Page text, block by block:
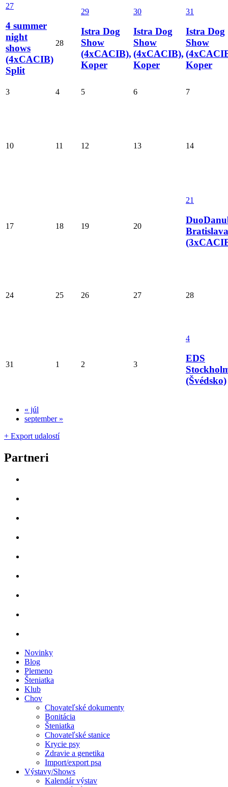
27
4 summer
night
shows
(4xCACIB)
Split
28
29
Istra Dog
Show
(4xCACIB),
Koper
30
Istra Dog
Show
(4xCACIB),
Koper
31
Istra Dog
Show
Koper
3 4 5 6 7
10 11 12 13 14
17 18 19 20
21
Bratislava
24 25 26 27 28
31 1 2 3
4
EDS
(Švédsko)
« júl
september »
+ Export udalostí
Partneri
Novinky
Blog
Plemeno
Šteniatka
Klub
Chov
Chovateľské dokumenty
Bonitácia
Šteniatka
Chovateľské stanice
Krycie psy
Zdravie a genetika
Import/export psa
Výstavy/Shows
Kalendár výstav